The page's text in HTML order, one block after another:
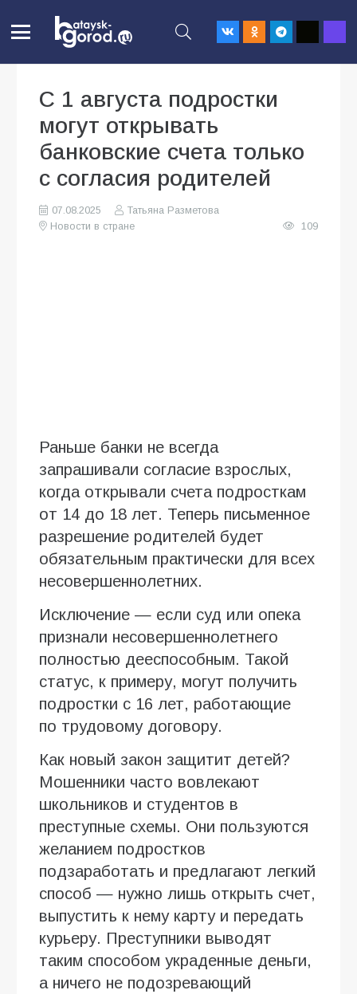
С 1 августа подростки
могут открывать
банковские счета только
с согласия родителей
07.08.2025
Татьяна Разметова
Новости в стране
109
Раньше банки не всегда
запрашивали согласие взрослых,
когда открывали счета подросткам
от 14 до 18 лет. Теперь письменное
разрешение родителей будет
обязательным практически для всех
несовершеннолетних.
Исключение — если суд или опека
признали несовершеннолетнего
полностью дееспособным. Такой
статус, к примеру, могут получить
подростки с 16 лет, работающие
по трудовому договору.
Как новый закон защитит детей?
Мошенники часто вовлекают
школьников и студентов в
преступные схемы. Они пользуются
желанием подростков
подзаработать и предлагают легкий
способ — нужно лишь открыть счет,
выпустить к нему карту и передать
курьеру. Преступники выводят
таким способом украденные деньги,
а ничего не подозревающий